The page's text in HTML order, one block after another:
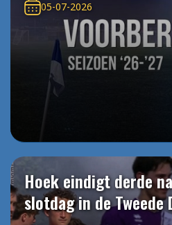
05-07-2026
Hoek eindigt derde
slotdag in de Tweede